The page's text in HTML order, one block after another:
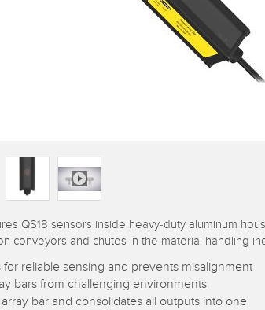
QS18 sensors inside heavy-duty aluminum
conveyors and chutes in the material handling
reliable sensing and prevents misalignment
bars from challenging environments
bar and consolidates all outputs into one